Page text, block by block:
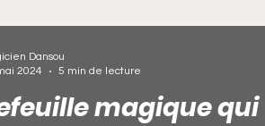
et réussir dans cette vie sans
magique qui
Dansou
2024
5 min de lecture